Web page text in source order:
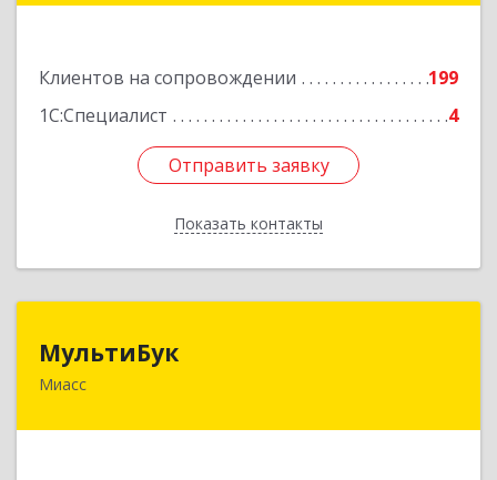
Клиентов на сопровождении
199
1С:Специалист
4
Отправить заявку
Показать контакты
Отправить заявку
Назад
МультиБук
Миасс
456318, Челябинская обл, Миасс г, Жуковского